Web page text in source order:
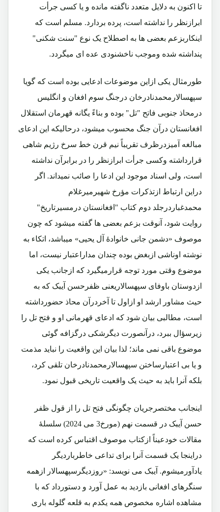
تا اکنون به دلایل متعدد ناگفته مانده و یا کسی جرأت
ابرازنظر را نداشته است، پرده بردارد. مسلم است که
اینکاربزعم بعضی ها به اصطلاح یک نوع "سنت شکنی"
پنداشته شده وموجب ناخشنودی عده ای میگردد.
طورمثال یکی ازاین موضوعات ادعایی بوده است که گویا
سپهسالارمحمدنادرخان درجنگ سوم افغان و انگلیس
درمحاذ جنوبی فاتح "تل" بوده و بناءً یگانه قهرمان استقلال
افغانستان درآن جنگ محسوب میشود، درحالیکه این ادعای
مبالغه آمیزدرظرف تقریباً نیم قرن خط سرخ رژیم شاهی
قرارداشته وکسی جرأت ابرازنظر را در برابرآن نداشته
است، ولی اسناد موجود این ادعا را صائب نمیداند. اگر
دراین ارتباط ازتذکرات مؤرخ شهیرمیرغلام
محمدغباردرجلد دوم کتاب "افغانستان درمسیرتاریخ"
روایت شود، آنوقت بزعم بعضی ها گفته میشود که چون
موصوف «دشمن جانی خانوادۀ آل یحیی» میباشد، اتکاء به
نوشته اوناشی ازبغض بوده چندان مداراعتبار نیست، اما
موضوع وقتی مورد توجه قرارمیگیرد که ازجانب یکی
ازدوستان باوفای سپهسالاریعنی ظفرحسن آیبک که به
حیث مشاور ارشد او ازاول تا آخردرآن محاذ حضورداشته
است، مطالبی بیان شود که ادعای قهرمانی او و فتح تل را
زیرسؤال ببرد، درآنصورت دیگرشکی درگزافه گوئی
موضوع باقی نمی ماند؛ لذا بیان این واقعیت را نباید مذمت
و یا بی اعتبارساختن سپهسالارمحمدنادرخان تلقی کرد،
بلکه آنرا باید به حیث یک واقعیت تاریخی قبول نمود.
اینجانب مختصرجریان چگونگی فتح تل را از قول ظفر
حسن آیبک در قسمت نهم (مورخ3 می 2024) سلسلۀ
مقالات خودعیناً ازکتاب موصوف اقتباس کرده است که
دراینجا یک قسمت آنرا برای تداعی خاطرباردیگر
یادآورمیشوم. آیبک می نویسد: «روزدیگرسپهسالار ازهمه
سنگرهای افغانی بازدید به عمل آورد و دستورداد که با
مشاهده اشاره مخصوص همه یکدم به قلعه گلوله باری